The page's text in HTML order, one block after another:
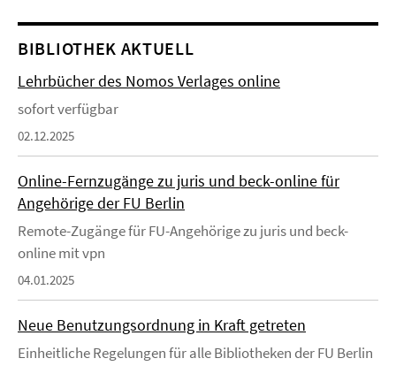
BIBLIOTHEK AKTUELL
Lehrbücher des Nomos Verlages online
sofort verfügbar
02.12.2025
Online-Fernzugänge zu juris und beck-online für
Angehörige der FU Berlin
Remote-Zugänge für FU-Angehörige zu juris und beck-
online mit vpn
04.01.2025
Neue Benutzungsordnung in Kraft getreten
Einheitliche Regelungen für alle Bibliotheken der FU Berlin